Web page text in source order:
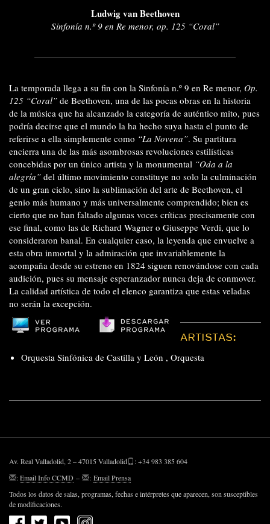
Ludwig van Beethoven
Sinfonía n.º 9 en Re menor, op. 125 “Coral”
La temporada llega a su fin con la Sinfonía n.º 9 en Re menor, Op.
125 “Coral” de Beethoven, una de las pocas obras en la historia
de la música que ha alcanzado la categoría de auténtico mito, pues
podría decirse que el mundo la ha hecho suya hasta el punto de
referirse a ella simplemente como “La Novena”. Su partitura
encierra una de las más asombrosas revoluciones estilísticas
concebidas por un único artista y la monumental “Oda a la
alegría” del último movimiento constituye no solo la culminación
de un gran ciclo, sino la sublimación del arte de Beethoven, el
genio más humano y más universalmente comprendido; bien es
cierto que no han faltado algunas voces críticas precisamente con
ese final, como las de Richard Wagner o Giuseppe Verdi, que lo
consideraron banal. En cualquier caso, la leyenda que envuelve a
esta obra inmortal y la admiración que invariablemente la
acompaña desde su estreno en 1824 siguen renovándose con cada
audición, pues su mensaje esperanzador nunca deja de conmover.
La calidad artística de todo el elenco garantiza que estas veladas
no serán la excepción.
ARTISTAS:
Orquesta Sinfónica de Castilla y León , Orquesta
Av. Real Valladolid, 2 – 47015 Valladolid
: +34 983 385 604
:Email Info CCMD – : Email Prensa
Todos los datos de salas, programas, fechas e intérpretes que aparecen, son susceptibles
de modificaciones.